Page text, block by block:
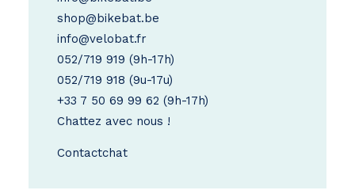
shop@bikebat.be
info@velobat.fr
052/719 919 (9h-17h)
052/719 918 (9u-17u)
+33 7 50 69 99 62 (9h-17h)
Chattez avec nous !
Contactchat